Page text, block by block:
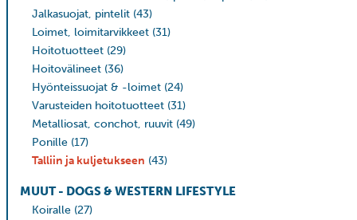
Jalkasuojat, pintelit (43)
Loimet, loimitarvikkeet (31)
Hoitotuotteet (29)
Hoitovälineet (36)
Hyönteissuojat & -loimet (24)
Varusteiden hoitotuotteet (31)
Metalliosat, conchot, ruuvit (49)
Ponille (17)
Talliin ja kuljetukseen (43)
MUUT - DOGS & WESTERN LIFESTYLE
Koiralle (27)